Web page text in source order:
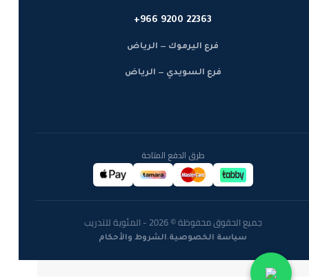
+966 9200 22363
فرع اليرموك — الرياض
فرع السويدي — الرياض
طرق الدفع المتاحة
جميع الحقوق محفوظة © 2026 - المئوية للتدريب
سياسة الخصوصية·الشروط والأحكام